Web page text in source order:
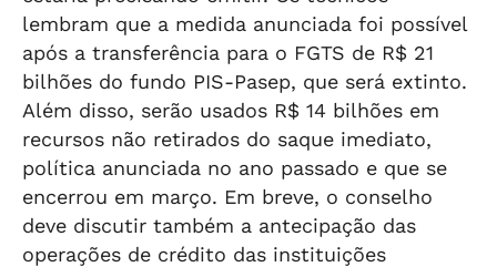
lembram que a medida anunciada foi possível
após a transferência para o FGTS de R$ 21
bilhões do fundo PIS-Pasep, que será extinto.
Além disso, serão usados R$ 14 bilhões em
recursos não retirados do saque imediato,
política anunciada no ano passado e que se
encerrou em março. Em breve, o conselho
deve discutir também a antecipação das
operações de crédito das instituições